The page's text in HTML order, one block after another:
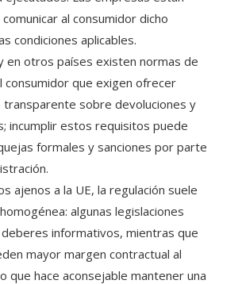
al consumidor dicho
condiciones aplicables.
en otros países existen normas de
consumidor que exigen ofrecer
transparente sobre devoluciones y
incumplir estos requisitos puede
formales y sanciones por parte
ajenos a la UE, la regulación suele
algunas legislaciones
informativos, mientras que
mayor margen contractual al
que hace aconsejable mantener una